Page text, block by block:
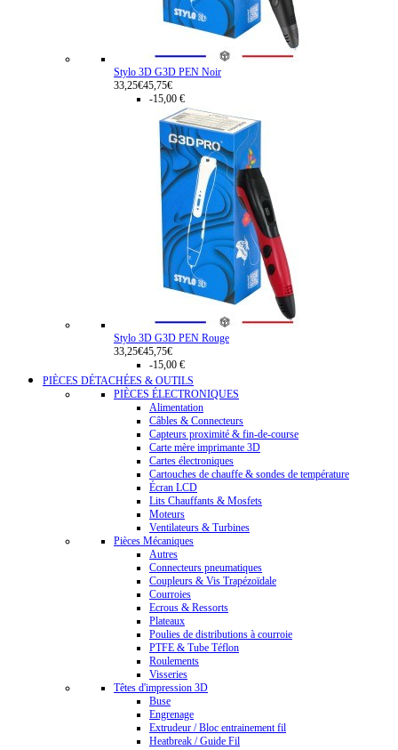
Stylo 3D G3D PEN Noir
33,25€45,75€
-15,00 €
Stylo 3D G3D PEN Rouge
33,25€45,75€
-15,00 €
PIÈCES DÉTACHÉES & OUTILS
PIÈCES ÉLECTRONIQUES
Alimentation
Câbles & Connecteurs
Capteurs proximité & fin-de-course
Carte mère imprimante 3D
Cartes électroniques
Cartouches de chauffe & sondes de température
Écran LCD
Lits Chauffants & Mosfets
Moteurs
Ventilateurs & Turbines
Pièces Mécaniques
Autres
Connecteurs pneumatiques
Coupleurs & Vis Trapézoïdale
Courroies
Ecrous & Ressorts
Plateaux
Poulies de distributions à courroie
PTFE & Tube Téflon
Roulements
Visseries
Têtes d'impression 3D
Buse
Engrenage
Extrudeur / Bloc entrainement fil
Heatbreak / Guide Fil